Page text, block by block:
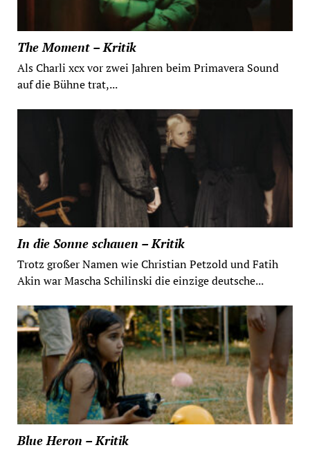
The Moment – Kritik
Als Charli xcx vor zwei Jahren beim Primavera Sound
auf die Bühne trat,...
In die Sonne schauen – Kritik
Trotz großer Namen wie Christian Petzold und Fatih
Akin war Mascha Schilinski die einzige deutsche...
Blue Heron – Kritik